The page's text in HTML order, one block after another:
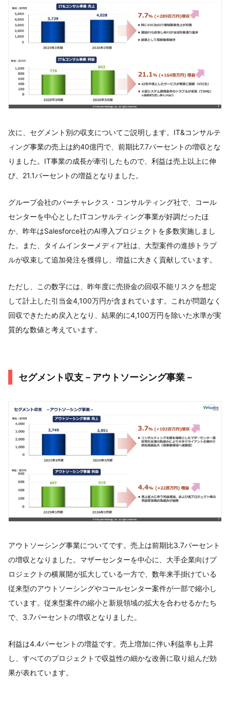
次に、セグメント別の収支についてご説明します。IT&コンサルテ
ィング事業の売上は約40億円で、前期比7.7パーセントの増収とな
りました。IT事業の成長が牽引したもので、利益は売上以上に伸
び、21.1パーセントの増益となりました。
グループ会社のバーチャレクス・コンサルティング社で、コール
センターを中心としたITコンサルティング事業が好調だったほ
か、昨年はSalesforce社のAI導入プロジェクトを多数実施しまし
た。また、タイムインターメディア社は、大型案件の進捗トラブ
ルが収束して追加発注を獲得し、増益に大きく貢献しています。
ただし、この数字には、昨年度に売掛金の回収不能リスクを想定
して計上した引当金4,100万円が含まれています。これが問題なく
回収できたため戻入となり、結果的に4,100万円を除いた水準が実
質的な数値と考えています。
セグメント収支－アウトソーシング事業－
アウトソーシング事業についてです。売上は前期比3.7パーセント
の増収となりました。マザーセンターを中心に、大手企業向けプ
ロジェクトの横展開が拡大している一方で、数年来手掛けている
従来型のアウトソーシングやコールセンター案件が一部で縮小し
ています。従来型案件の縮小と新規領域の拡大を合わせるかたち
で、3.7パーセントの増収となりました。
利益は4.4パーセントの増益です。売上増加に伴い利益率も上昇
し、すべてのプロジェクトで収益性の細かな改善に取り組んだ効
果が表れています。